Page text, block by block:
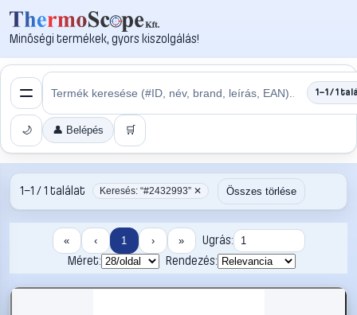
Minőségi termékek, gyors kiszolgálás!
1–1 / 1
🌙 👤 Belépés 🛒
1–1 / 1 találat Keresés: “#2432993” ✕ Összes törlése
« ‹ 1 › »
Ugrás:
Méret:
Rendezés: